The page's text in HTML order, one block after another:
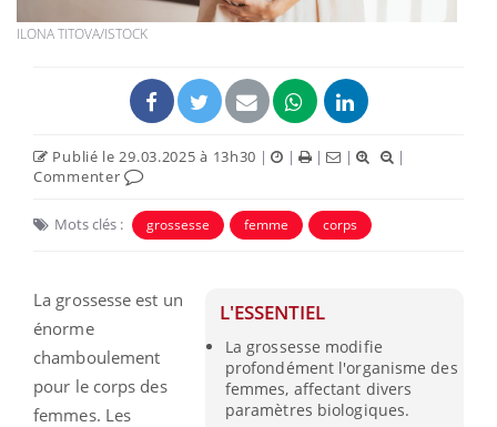
ILONA TITOVA/ISTOCK
Publié le 29.03.2025 à 13h30 | | | |
|
Commenter
Mots clés : grossesse femme corps
L'ESSENTIEL
La grossesse modifie
profondément l'organisme des
femmes, affectant divers
paramètres biologiques.
La grossesse est un
énorme
chamboulement
pour le corps des
femmes. Les